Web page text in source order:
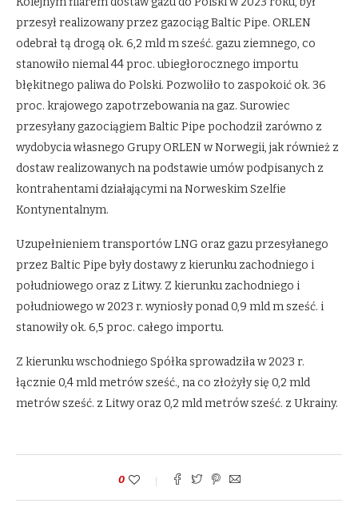
przesył realizowany przez gazociąg Baltic Pipe. ORLEN
odebrał tą drogą ok. 6,2 mld m sześć. gazu ziemnego, co
stanowiło niemal 44 proc. ubiegłorocznego importu
błękitnego paliwa do Polski. Pozwoliło to zaspokoić ok. 36
proc. krajowego zapotrzebowania na gaz. Surowiec
przesyłany gazociągiem Baltic Pipe pochodził zarówno z
wydobycia własnego Grupy ORLEN w Norwegii, jak również z
dostaw realizowanych na podstawie umów podpisanych z
kontrahentami działającymi na Norweskim Szelfie
Kontynentalnym.
Uzupełnieniem transportów LNG oraz gazu przesyłanego
przez Baltic Pipe były dostawy z kierunku zachodniego i
południowego oraz z Litwy. Z kierunku zachodniego i
południowego w 2023 r. wyniosły ponad 0,9 mld m sześć. i
stanowiły ok. 6,5 proc. całego importu.
Z kierunku wschodniego Spółka sprowadziła w 2023 r.
łącznie 0,4 mld metrów sześć., na co złożyły się 0,2 mld
metrów sześć. z Litwy oraz 0,2 mld metrów sześć. z Ukrainy.
0